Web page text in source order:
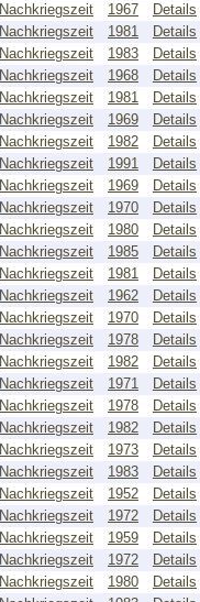
Nachkriegszeit 1967
Details
Nachkriegszeit 1981
Details
Nachkriegszeit 1983
Details
Nachkriegszeit 1968
Details
Nachkriegszeit 1981
Details
Nachkriegszeit 1969
Details
Nachkriegszeit 1982
Details
Nachkriegszeit 1991
Details
Nachkriegszeit 1969
Details
Nachkriegszeit 1970
Details
Nachkriegszeit 1980
Details
Nachkriegszeit 1985
Details
Nachkriegszeit 1981
Details
Nachkriegszeit 1962
Details
Nachkriegszeit 1970
Details
Nachkriegszeit 1978
Details
Nachkriegszeit 1982
Details
Nachkriegszeit 1971
Details
Nachkriegszeit 1978
Details
Nachkriegszeit 1982
Details
Nachkriegszeit 1973
Details
Nachkriegszeit 1983
Details
Nachkriegszeit 1952
Details
Nachkriegszeit 1972
Details
Nachkriegszeit 1959
Details
Nachkriegszeit 1972
Details
Nachkriegszeit 1980
Details